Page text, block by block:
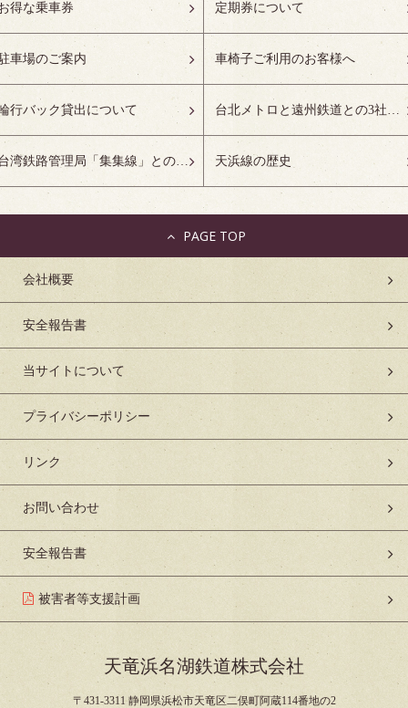
得な乗車券 定期券について
車場のご案内 車椅子ご利用のお客様へ
行バック貸出について 台北メトロと遠州鉄道との3社友好協定について
台湾鉄路管理局「集集線」との姉妹鉄道協定について 天浜線の歴史
会社概要
安全報告書
当サイトについて
プライバシーポリシー
リンク
お問い合わせ
安全報告書
被害者等支援計画
天竜浜名湖鉄道株式会社
〒431-3311 静岡県浜松市天竜区二俣町阿蔵114番地の2
PAGE TOP